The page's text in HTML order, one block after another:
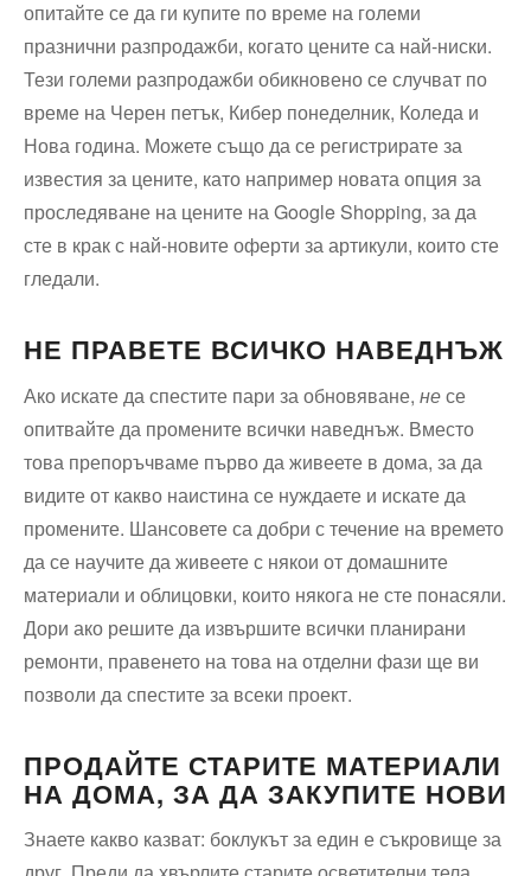
опитайте се да ги купите по време на големи
празнични разпродажби, когато цените са най-ниски.
Тези големи разпродажби обикновено се случват по
време на Черен петък, Кибер понеделник, Коледа и
Нова година. Можете също да се регистрирате за
известия за цените, като например новата опция за
проследяване на цените на Google Shopping, за да
сте в крак с най-новите оферти за артикули, които сте
гледали.
НЕ ПРАВЕТЕ ВСИЧКО НАВЕДНЪЖ
Ако искате да спестите пари за обновяване, несе
опитвайте да промените всички наведнъж. Вместо
това препоръчваме първо да живеете в дома, за да
видите от какво наистина се нуждаете и искате да
промените. Шансовете са добри с течение на времето
да се научите да живеете с някои от домашните
материали и облицовки, които някога не сте понасяли.
Дори ако решите да извършите всички планирани
ремонти, правенето на това на отделни фази ще ви
позволи да спестите за всеки проект.
ПРОДАЙТЕ СТАРИТЕ МАТЕРИАЛИ
НА ДОМА, ЗА ДА ЗАКУПИТЕ НОВИ
Знаете какво казват: боклукът за един е съкровище за